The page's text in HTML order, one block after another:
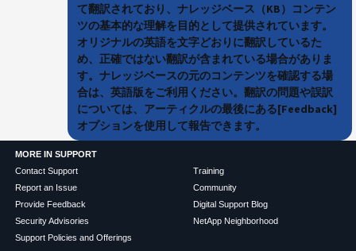
て翻訳されており、ナレッジベース（KB）コンテン
ツの基本的な理解を目的として提供されています。
オリジナルの英語を文字どおりに翻訳しているた
め、正確ではない翻訳が含まれている場合がありま
す。ナレッジベースの元のコンテンツを確認する場
合は、英語版をご利用ください。翻訳の問題や誤訳
については、アーティクルの最後にある[Feedback]
オプションを使用して報告できます。
MORE IN SUPPORT
Contact Support
Report an Issue
Provide Feedback
Security Advisories
Support Policies and Offerings
Training
Community
Digital Support Blog
NetApp Neighborhood